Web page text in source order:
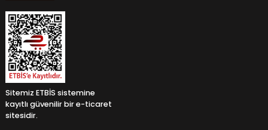
Sitemiz ETBİS sistemine
kayıtlı güvenilir bir e-ticaret
sitesidir.